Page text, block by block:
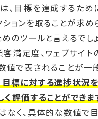
、目標を達成するため
ョンを取ることが求め
のツールと言えるでしょ
満足度、ウェブサイト
値で表されることが一
目標に対する進捗状況
く評価することができ
なく、具体的な数値で